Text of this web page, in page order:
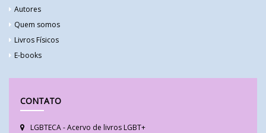
Autores
Quem somos
Livros Físicos
E-books
CONTATO
LGBTECA - Acervo de livros LGBT+